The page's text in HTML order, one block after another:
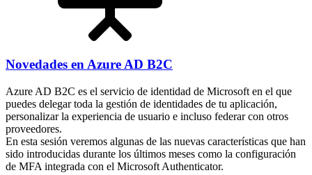
Novedades en Azure AD B2C
Azure AD B2C es el servicio de identidad de Microsoft en el que
puedes delegar toda la gestión de identidades de tu aplicación,
personalizar la experiencia de usuario e incluso federar con otros
proveedores.
En esta sesión veremos algunas de las nuevas características que han
sido introducidas durante los últimos meses como la configuración
de MFA integrada con el Microsoft Authenticator.